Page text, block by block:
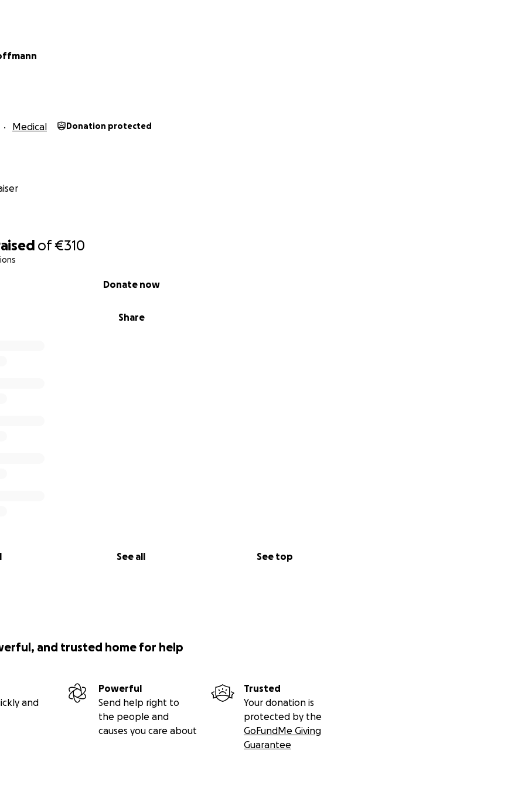
of€310
Share
Donate now
See all See top
Medical Donation protected
and trusted home for help
and
Powerful
Send help right to
the people and
causes you care about
Trusted
Your donation is
protected by the
GoFundMe Giving
Guarantee